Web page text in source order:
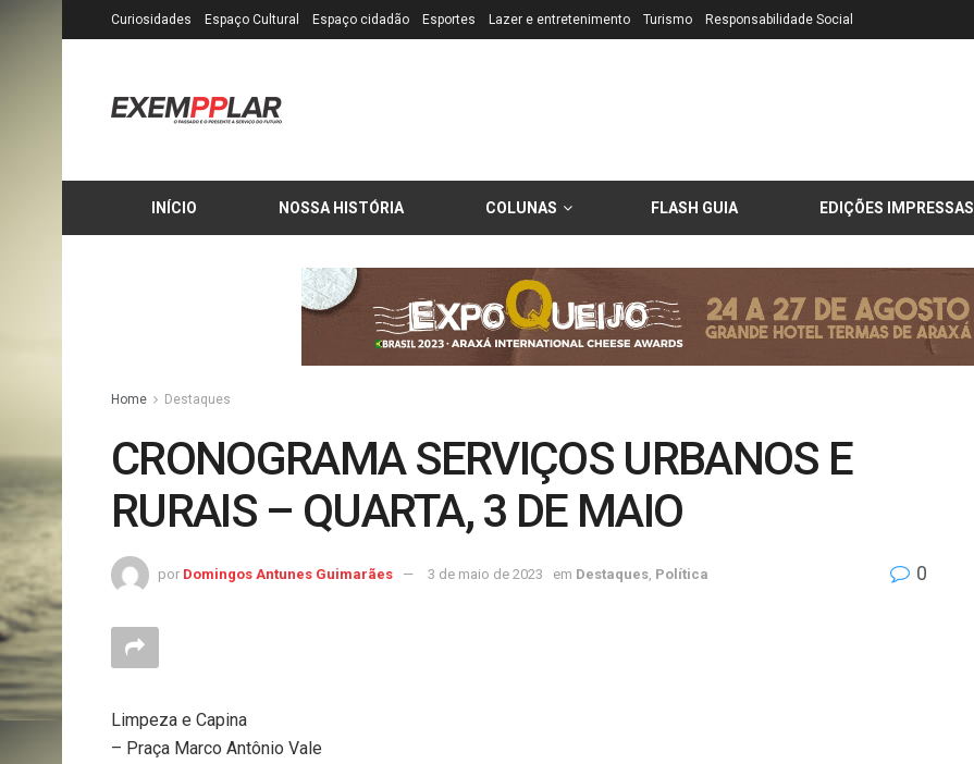
Curiosidades Espaço Cultural Espaço cidadão Esportes Lazer e entretenimento Turismo Responsabilidade Social
INÍCIO NOSSA HISTÓRIA COLUNAS FLASH GUIA EDIÇÕES IMPRESSAS
Home Destaques
CRONOGRAMA SERVIÇOS URBANOS E
RURAIS – QUARTA, 3 DE MAIO
por Domingos Antunes Guimarães 3 de maio de 2023 em Destaques Política 0
Limpeza e Capina
– Praça Marco Antônio Vale